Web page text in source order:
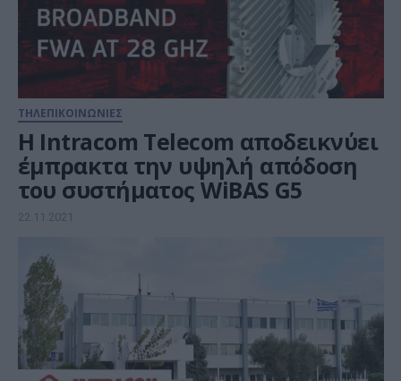
ΤΗΛΕΠΙΚΟΙΝΩΝΙΕΣ
H Intracom Telecom αποδεικνύει
έμπρακτα την υψηλή απόδοση
του συστήματος WiBAS G5
22.11.2021